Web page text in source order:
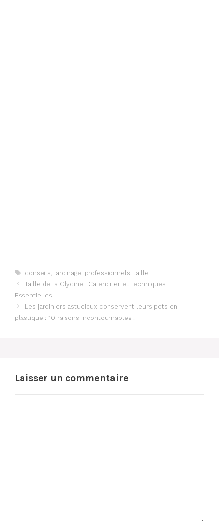
Étiquettes
conseils jardinage professionnels taille
Taille de la Glycine : Calendrier et Techniques
Essentielles
Les jardiniers astucieux conservent leurs pots en
plastique : 10 raisons incontournables !
Laisser un commentaire